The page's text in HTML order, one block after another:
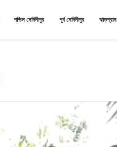
পশ্চিম মেদিনীপুর পূর্ব মেদিনীপুর ঝাড়গ্রাম